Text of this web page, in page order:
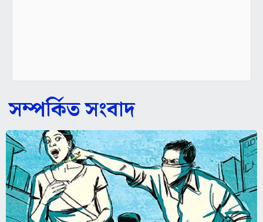
সম্পর্কিত সংবাদ